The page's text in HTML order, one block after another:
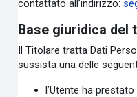
contattato all’indirizzo:
Base giuridica del
Il Titolare tratta Dati
sussista una delle
l’Utente ha